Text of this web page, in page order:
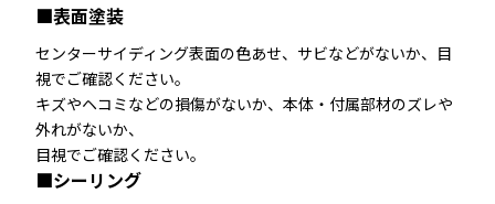
■表面塗装
センターサイディング表面の色あせ、サビなどがないか、目
視でご確認ください。
キズやヘコミなどの損傷がないか、本体・付属部材のズレや
外れがないか、
目視でご確認ください。
■シーリング